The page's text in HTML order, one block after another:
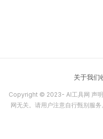
关于我们
Copyright © 2023- AI工具网 声
网无关。请用户注意自行甄别服务